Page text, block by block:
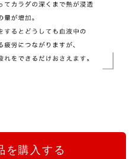
を購入する